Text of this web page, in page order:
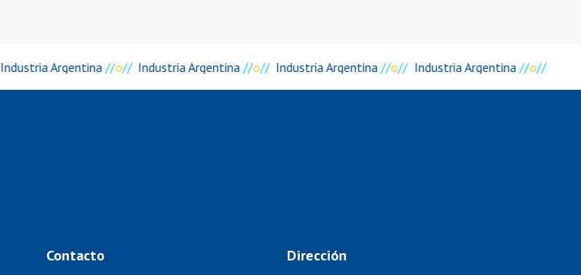
Industria Argentina //o// Industria Argentina //o// Industria Argentina //o// Industria Argentina //o//
Contacto Dirección